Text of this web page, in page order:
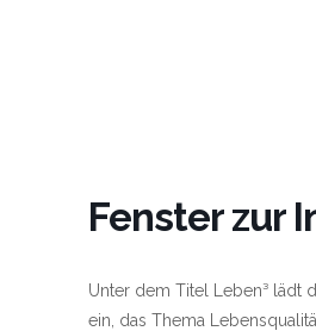
Fenster zur
Unter dem Titel Leben³ lädt
ein, das Thema